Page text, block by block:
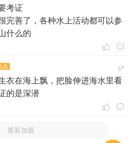
考证
完善了，各种水上活动都可以参
什么的
 
5#
兵
衣在海上飘，把脸伸进海水里看
的是深潜
 
重新加载